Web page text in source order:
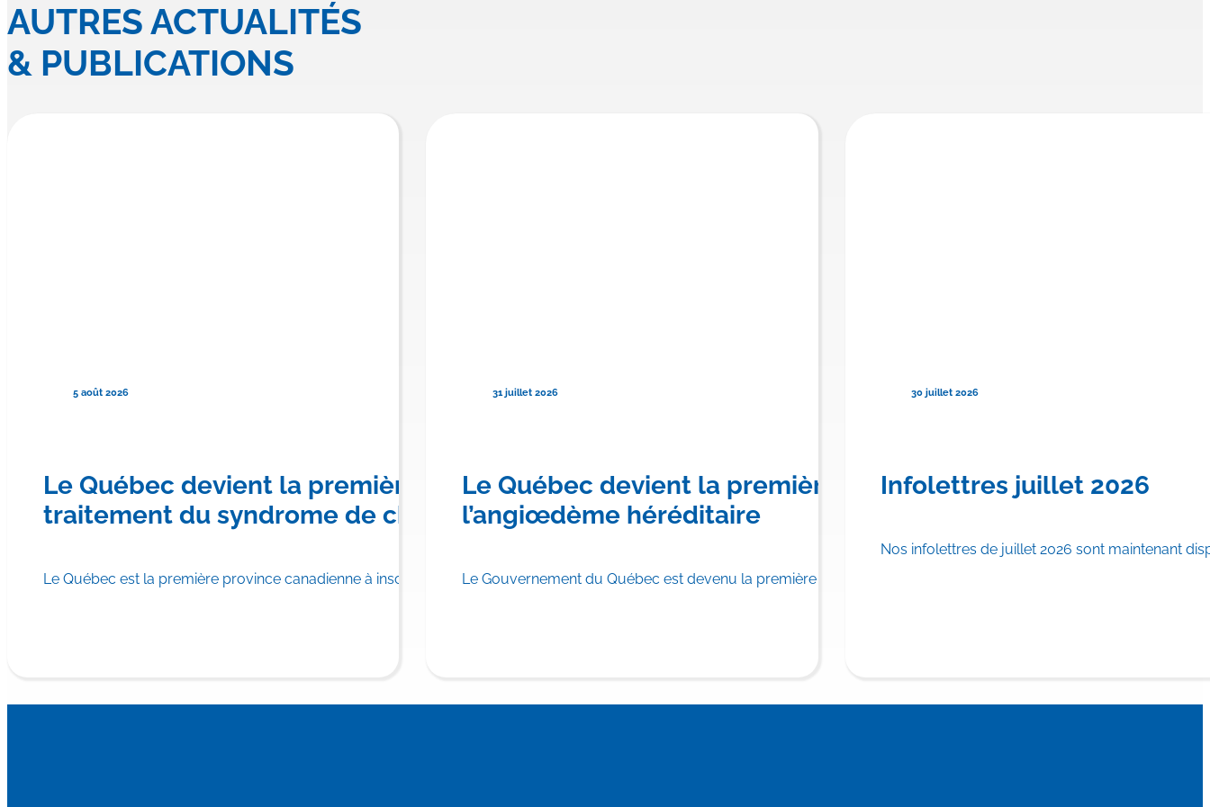
AUTRES ACTUALITÉS
& PUBLICATIONS
5 août 2026
Le Québec devient la première province canadienne à rembourser TRYNGOLZA® pour le
traitement du syndrome de chylomicronémie familiale
Le Québec est la première province canadienne à inscrire TRYNGOLZA® (olézarsen) aux Listes des médicaments du régime public d’assurance médicaments.
31 juillet 2026
Le Québec devient la première province canadienne à offrir
l’angiœdème héréditaire
Le Gouvernement du Québec est devenu la première province canadienne à inscrire…
30 juillet 2026
Infolettres juillet 2026
Nos infolettres de juillet 2026 sont maintenant